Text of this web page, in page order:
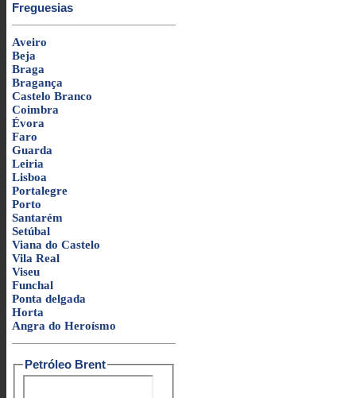
Freguesias
Aveiro
Beja
Braga
Bragança
Castelo Branco
Coimbra
Évora
Faro
Guarda
Leiria
Lisboa
Portalegre
Porto
Santarém
Setúbal
Viana do Castelo
Vila Real
Viseu
Funchal
Ponta delgada
Horta
Angra do Heroísmo
Petróleo Brent